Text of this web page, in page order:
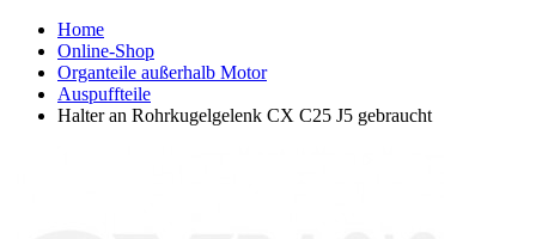
Home
Online-Shop
Organteile außerhalb Motor
Auspuffteile
Halter an Rohrkugelgelenk CX C25 J5 gebraucht